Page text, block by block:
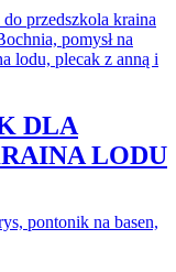
DLA
LODU